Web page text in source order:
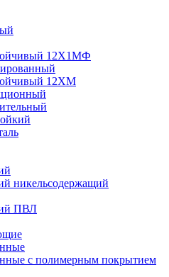
12Х1МФ
12ХМ
никельсодержащий
ПВЛ
с полимерным покрытием